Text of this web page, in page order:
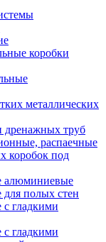
коробки
металлических
дренажных труб
распаечные
коробок под
алюминиевые
для полых стен
с гладкими
с гладкими